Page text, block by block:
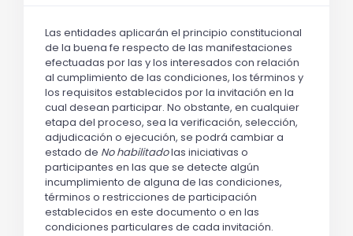
Las entidades aplicarán el principio constitucional
de la buena fe respecto de las manifestaciones
efectuadas por las y los interesados con relación
al cumplimiento de las condiciones, los términos y
los requisitos establecidos por la invitación en la
cual desean participar. No obstante, en cualquier
etapa del proceso, sea la verificación, selección,
adjudicación o ejecución, se podrá cambiar a
estado de No habilitadolas iniciativas o
participantes en las que se detecte algún
incumplimiento de alguna de las condiciones,
términos o restricciones de participación
establecidos en este documento o en las
condiciones particulares de cada invitación.